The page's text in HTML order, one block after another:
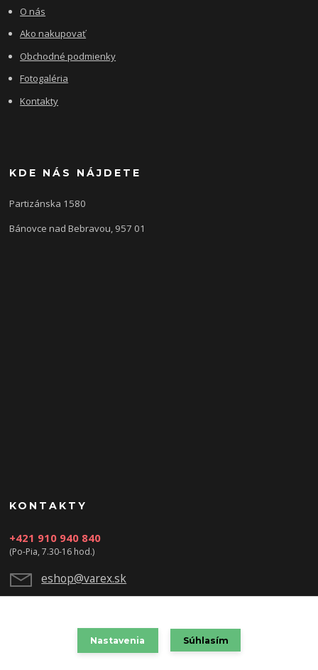
O nás
Ako nakupovať
Obchodné podmienky
Fotogaléria
Kontakty
KDE NÁS NÁJDETE
Partizánska 1580
Bánovce nad Bebravou, 957 01
KONTAKTY
+421 910 940 840
(Po-Pia, 7.30-16 hod.)
eshop@varex.sk
Nastavenia Súhlasím